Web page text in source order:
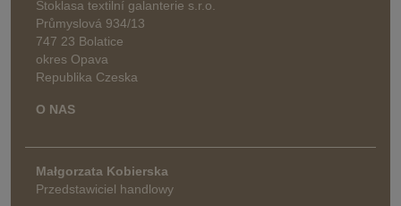
Stoklasa textilní galanterie s.r.o.
Průmyslová 934/13
747 23 Bolatice
okres Opava
Republika Czeska
O NAS
Małgorzata Kobierska
Przedstawiciel handlowy